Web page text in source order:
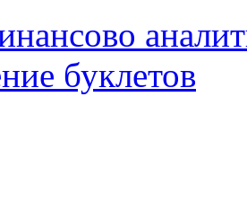
буклетов